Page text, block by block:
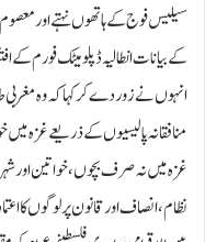
سیلیس فوج کے ہاتھوں نہتے اور
کے بیانات انطالیہ ڈپلومیٹک فورم
انہوں نے زور دے کر کہا کہ وہ مغربی
منافقانہ پالیسیوں کے ذریعے غزہ
غزہ میں نہ صرف بچوں، خواتین اور
نظام، انصاف اور قانون پر لوگوں کا